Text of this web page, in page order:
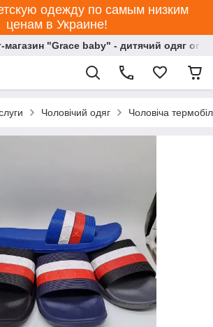
одежду по самым низким
ценам в Украине!
магазин "Grace baby" - дитячий одяг
Чоловічий одяг Чоловіча